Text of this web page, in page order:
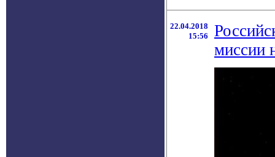
22.04.2018
15:56
миссии